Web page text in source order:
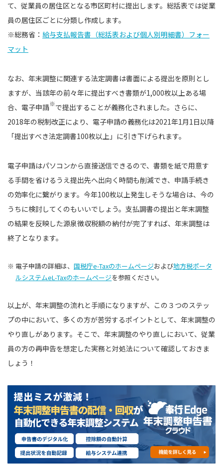
て、従業員の居住区となる市区町村に提出します。総括表では従業
員の居住区ごとに分類し作成します。
※総務省： 給与支払報告書（総括表および個人別明細書）フォー
マット
なお、年末調整に関連する法定調書は書面による提出を原則とし
ますが、当該年の前々年に提出すべき書類が1,000枚以上ある場
合、電子申請※で提出することが義務化されました。さらに、
2018年の税制改正により、電子申請の義務化は2021年1月1日以降
「提出すべき法定調書100枚以上」に引き下げられます。
電子申請はパソコンから直接送信できるので、書類を紙で用意す
る手間を省けるうえ提出先へ出向く時間も削減でき、申請手続き
の効率化に繋がります。今年100枚以上発生しそうな場合は、今の
うちに検討してくのもいいでしょう。支払調書の提出と年末調整
の結果を反映した源泉徴収税額の納付が完了すれば、年末調整は
終了となります。
※ 電子申請の詳細は、 国税庁e-Taxのホームページおよび地方税ポータ
ルシステムeL-Taxのホームページを参照ください。
以上が、年末調整の流れと手順になりますが、この３つのステッ
プの中において、多くの方が苦労するポイントとして、年末調整の
やり直しがあります。そこで、年末調整のやり直しにおいて、従業
員の方の再申告を想定した実務と対処法について確認しておきま
しょう！